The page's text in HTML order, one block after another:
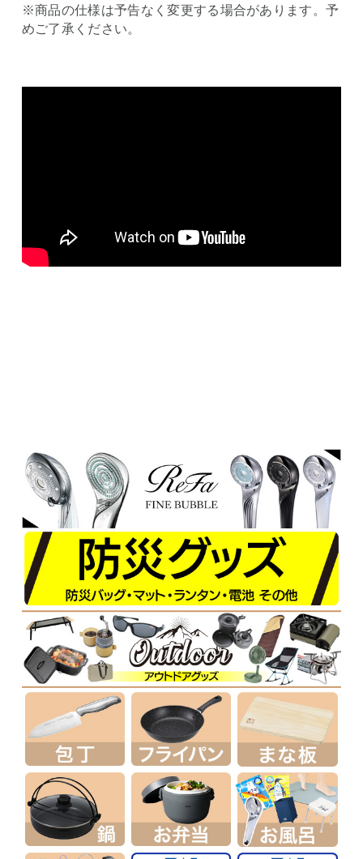
※商品の仕様は予告なく変更する場合があります。予
めご了承ください。